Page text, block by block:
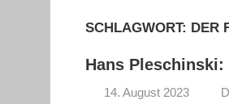
SCHLAGWORT: DER
Hans Pleschinski:
14. August 2023